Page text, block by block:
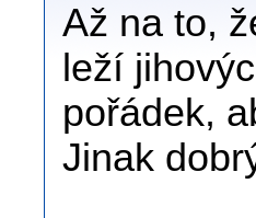
Až na to,
leží
pořádek,
Jinak